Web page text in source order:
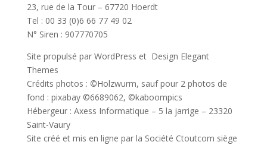
23, rue de la Tour – 67720 Hoerdt
Tel : 00 33 (0)6 66 77 49 02
N° Siren : 907770705
Site propulsé par WordPress et Design Elegant
Themes
Crédits photos : ©Holzwurm, sauf pour 2 photos de
fond : pixabay ©6689062, ©kaboompics
Hébergeur : Axess Informatique – 5 la jarrige – 23320
Saint-Vaury
Site créé et mis en ligne par la Société Ctoutcom siège